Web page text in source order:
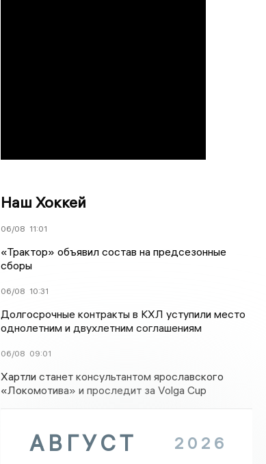
Наш Хоккей
06/08 11:01
«Трактор» объявил состав на предсезонные
сборы
06/08 10:31
Долгосрочные контракты в КХЛ уступили место
однолетним и двухлетним соглашениям
06/08 09:01
Хартли станет консультантом ярославского
«Локомотива» и проследит за Volga Cup
АВГУСТ 2026